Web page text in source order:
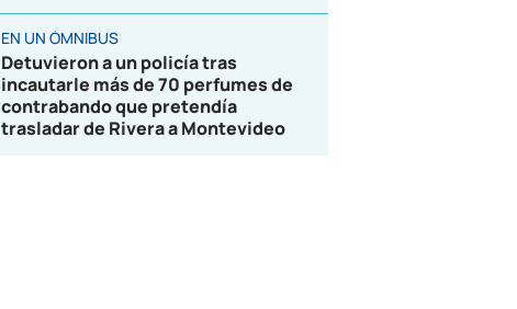
EN UN ÓMNIBUS
Detuvieron a un policía tras
incautarle más de 70 perfumes de
contrabando que pretendía
trasladar de Rivera a Montevideo